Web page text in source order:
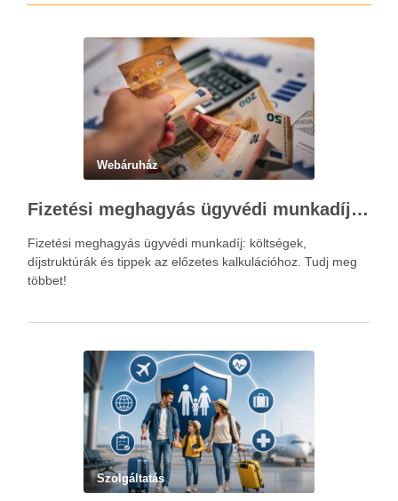
Webáruház
Fizetési meghagyás ügyvédi munkadíja: teljes költségvetési útmutató
Fizetési meghagyás ügyvédi munkadíj: költségek,
díjstruktúrák és tippek az előzetes kalkulációhoz. Tudj meg
többet!
Szolgáltatás